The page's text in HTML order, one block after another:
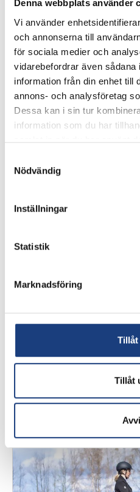
Denna webbplats använder
Vi använder
och annonserna till
för sociala medier och
vidarebefordrar även sådana
information från din enhet till
annons- och analysföretag
Dessa kan i sin tur
information som du har
samlat in när du har använt
Nödvändig
Inställningar
Statistik
Marknadsföring
Tillåt
Tillåt
Hitta hit
Studiebesök och prao
Välkommen på